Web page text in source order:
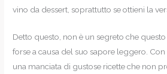
vino da dessert, soprattutto se ottieni la
Detto questo, non è un segreto che
forse a causa del suo sapore leggero.
una manciata di gustose ricette che non